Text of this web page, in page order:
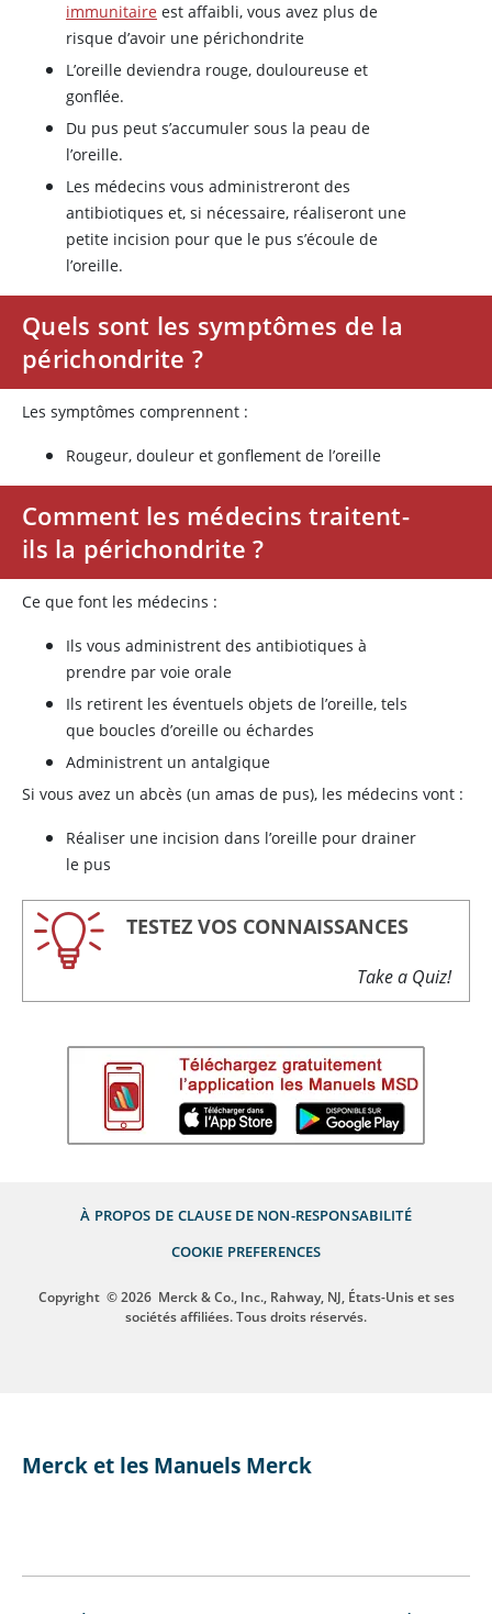
immunitaire est affaibli, vous avez plus de
risque d’avoir une périchondrite
L’oreille deviendra rouge, douloureuse et
gonflée.
Du pus peut s’accumuler sous la peau de
l’oreille.
Les médecins vous administreront des
antibiotiques et, si nécessaire, réaliseront une
petite incision pour que le pus s’écoule de
l’oreille.
Quels sont les symptômes de la
périchondrite ?
Les symptômes comprennent :
Rougeur, douleur et gonflement de l’oreille
Comment les médecins traitent-
ils la périchondrite ?
Ce que font les médecins :
Ils vous administrent des antibiotiques à
prendre par voie orale
Ils retirent les éventuels objets de l’oreille, tels
que boucles d’oreille ou échardes
Administrent un antalgique
Si vous avez un abcès (un amas de pus), les médecins vont :
Réaliser une incision dans l’oreille pour drainer
le pus
TESTEZ VOS CONNAISSANCES
Take a Quiz!
À PROPOS DE CLAUSE DE NON-RESPONSABILITÉ
COOKIE PREFERENCES
Copyright © 2026 Merck & Co., Inc., Rahway, NJ, États-Unis et ses
sociétés affiliées. Tous droits réservés.
Merck et les Manuels Merck